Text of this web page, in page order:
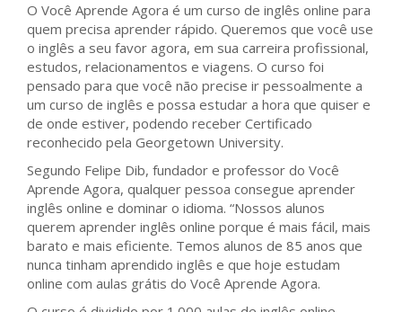
O Você Aprende Agora é um curso de inglês online para
quem precisa aprender rápido. Queremos que você use
o inglês a seu favor agora, em sua carreira profissional,
estudos, relacionamentos e viagens. O curso foi
pensado para que você não precise ir pessoalmente a
um curso de inglês e possa estudar a hora que quiser e
de onde estiver, podendo receber Certificado
reconhecido pela Georgetown University.
Segundo Felipe Dib, fundador e professor do Você
Aprende Agora, qualquer pessoa consegue aprender
inglês online e dominar o idioma. “Nossos alunos
querem aprender inglês online porque é mais fácil, mais
barato e mais eficiente. Temos alunos de 85 anos que
nunca tinham aprendido inglês e que hoje estudam
online com aulas grátis do Você Aprende Agora.